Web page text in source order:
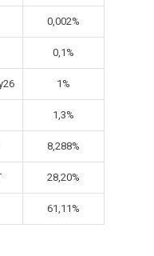
0,002%
0,1%
1%
1,3%
8,288%
28,20%
61,11%